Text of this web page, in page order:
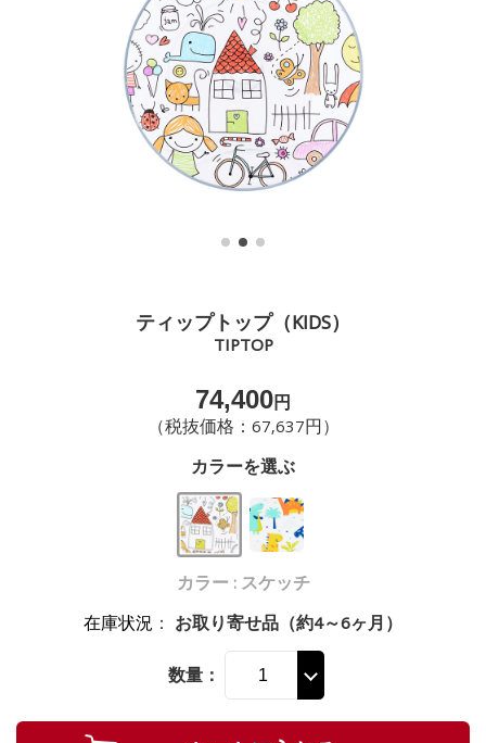
ティップトップ（KIDS）
TIPTOP
74,400円
（税抜価格：67,637円）
カラーを選ぶ
カラー : スケッチ
在庫状況 ： お取り寄せ品（約4～6ヶ月）
数量：